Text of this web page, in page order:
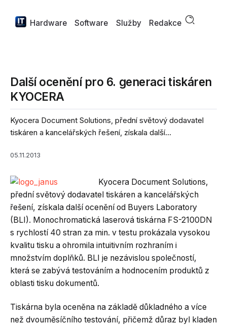
Hardware Software Služby Redakce
Další ocenění pro 6. generaci tiskáren
KYOCERA
Kyocera Document Solutions, přední světový dodavatel
tiskáren a kancelářských řešení, získala další...
05.11.2013
Kyocera Document Solutions,
přední světový dodavatel tiskáren a kancelářských
řešení, získala další ocenění od Buyers Laboratory
(BLI). Monochromatická laserová tiskárna FS-2100DN
s rychlostí 40 stran za min. v testu prokázala vysokou
kvalitu tisku a ohromila intuitivním rozhraním i
množstvím doplňků. BLI je nezávislou společností,
která se zabývá testováním a hodnocením produktů z
oblasti tisku dokumentů.
Tiskárna byla oceněna na základě důkladného a více
než dvouměsíčního testování, přičemž důraz byl kladen